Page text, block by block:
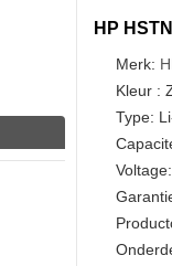
HP
Merk:
Kleur :
Type: